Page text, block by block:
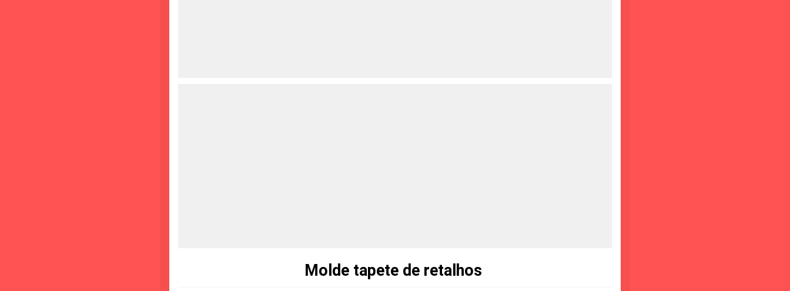
Molde tapete de retalhos